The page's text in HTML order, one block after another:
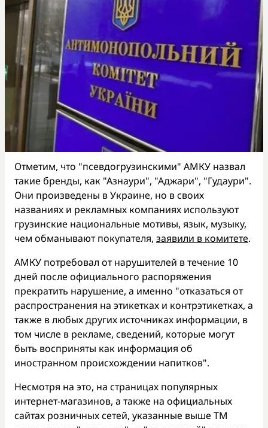
Отметим, что "псевдогрузинскими" АМКУ назвал
такие бренды, как "Азнаури", "Аджари", "Гудаури".
Они произведены в Украине, но в своих
названиях и рекламных компаниях используют
грузинские национальные мотивы, язык, музыку,
чем обманывают покупателя, заявили в комитете.
АМКУ потребовал от нарушителей в течение 10
дней после официального распоряжения
прекратить нарушение, а именно "отказаться от
распространения на этикетках и контрэтикетках, а
также в любых других источниках информации, в
том числе в рекламе, сведений, которые могут
быть восприняты как информация об
иностранном происхождении напитков".
Несмотря на это, на страницах популярных
интернет-магазинов, а также на официальных
сайтах розничных сетей, указанные выше ТМ